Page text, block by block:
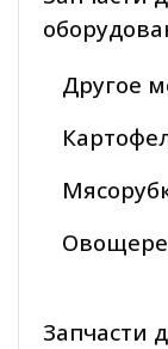
Другое
Запчасти